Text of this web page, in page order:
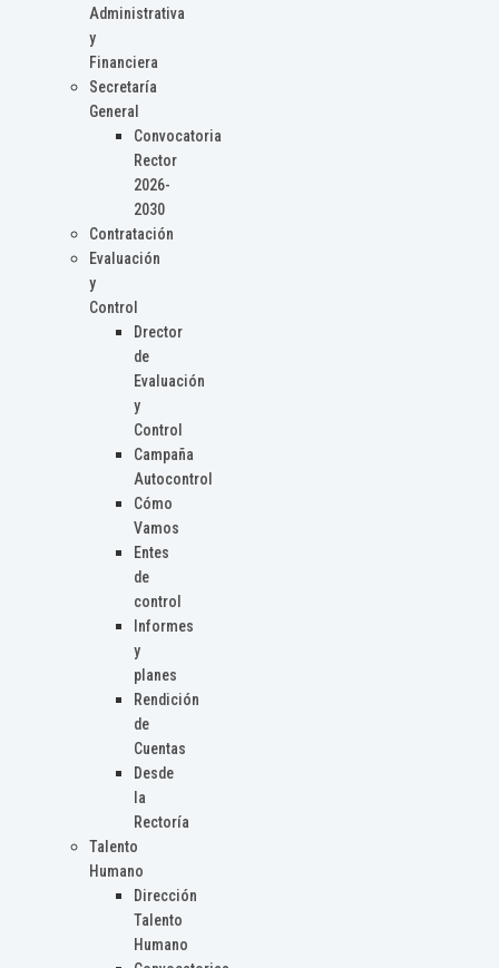
Administrativa
y
Financiera
Secretaría
General
Convocatoria
Rector
2026-
2030
Contratación
Evaluación
y
Control
Drector
de
Evaluación
y
Control
Campaña
Autocontrol
Cómo
Vamos
Entes
de
control
Informes
y
planes
Rendición
de
Cuentas
Desde
la
Rectoría
Talento
Humano
Dirección
Talento
Humano